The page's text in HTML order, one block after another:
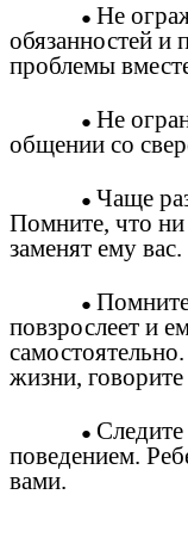
Не
обязанностей и
проблемы
Не
общении со
Чаще
Помните, что ни
заменят ему вас.
повзрослеет и
жизни,
поведением.
вами.